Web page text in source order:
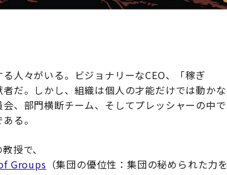
人々がいる。ビジョナリーなCEO、「稼ぎ
だ。しかし、組織は個人の才能だけでは動かな
、部門横断チーム、そしてプレッシャーの中で
る。
授で、
Groups （集団の優位性：集団の秘められた力を